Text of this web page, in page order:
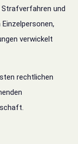
und
verwickelt
rechtlichen